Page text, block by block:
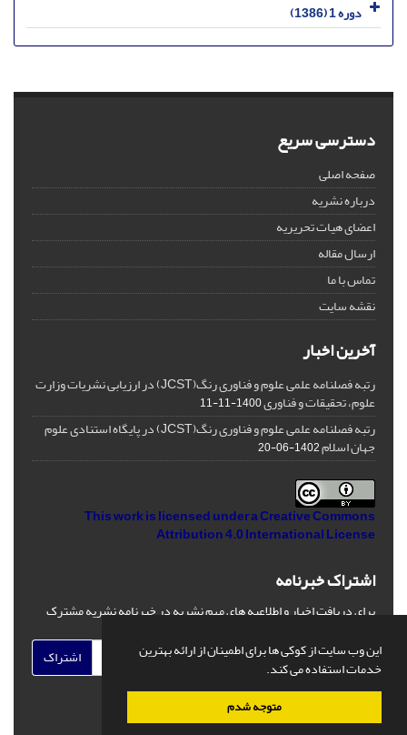
این وب سایت از کوکی ها برای اطمینان از ارائه بهترین
خدمات استفاده می کند.
متوجه شدم
دوره 1 (1386)
دسترسی سریع
صفحه اصلی
درباره نشریه
اعضای هیات تحریریه
ارسال مقاله
تماس با ما
نقشه سایت
آخرین اخبار
رتبه فصلنامه علمی علوم و فناوری رنگ(JCST) در ارزیابی نشریات وزارت
علوم، تحقیقات و فناوری1400-11-11
رتبه فصلنامه علمی علوم و فناوری رنگ(JCST) در پایگاه استنادی علوم
جهان اسلام1402-06-20
This work is licensed under aCreative Commons
Attribution 4.0 International License
اشتراک خبرنامه
برای دریافت اخبار و اطلاعیه های مهم نشریه در خبرنامه نشریه مشترک
اشتراک